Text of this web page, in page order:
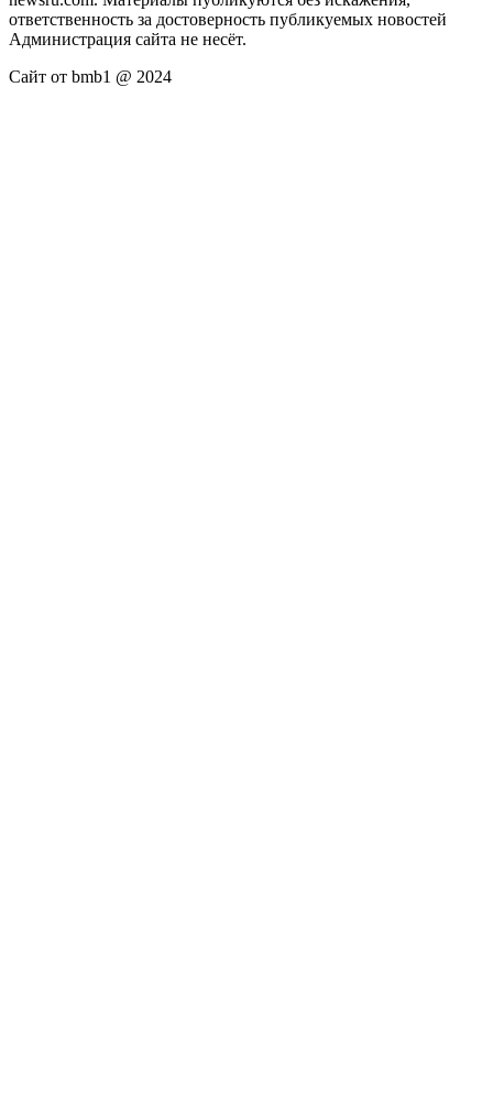
ответственность за достоверность публикуемых новостей
Администрация сайта не несёт.
Сайт от bmb1 @ 2024